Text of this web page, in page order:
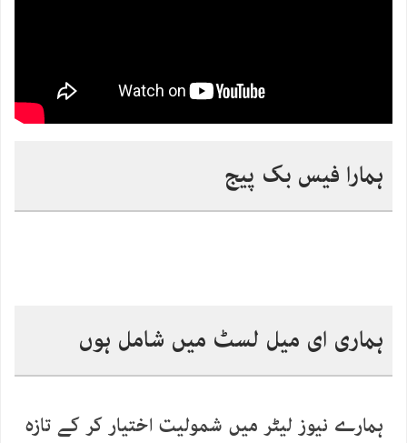
ہمارا فیس بک پیج
ہماری ای میل لسٹ میں شامل ہوں
ہمارے نیوز لیٹر میں شمولیت اختیار کر کے تازہ